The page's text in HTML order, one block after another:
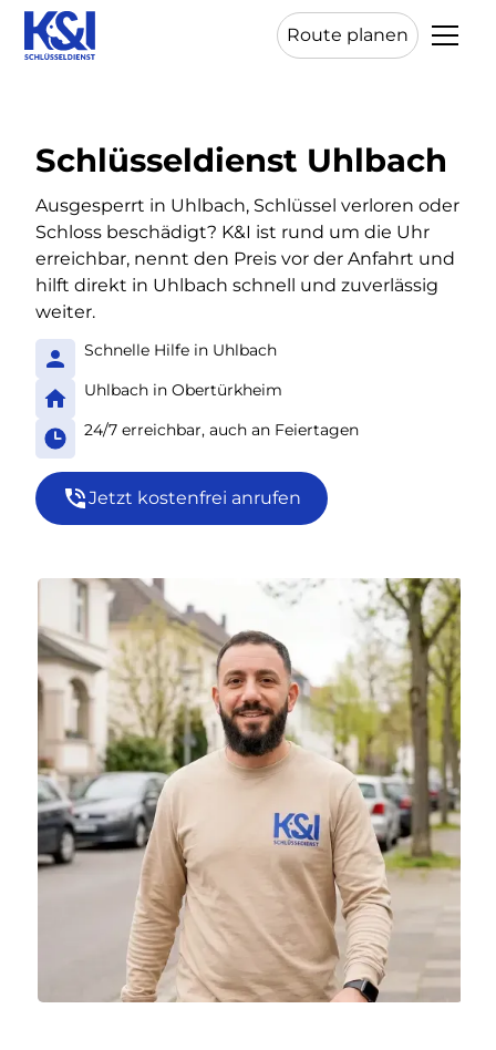
Route planen
Schlüsseldienst Uhlbach
Ausgesperrt in Uhlbach, Schlüssel verloren oder
Schloss beschädigt? K&I ist rund um die Uhr
erreichbar, nennt den Preis vor der Anfahrt und
hilft direkt in Uhlbach schnell und zuverlässig
weiter.
Schnelle Hilfe in Uhlbach
Uhlbach in Obertürkheim
24/7 erreichbar, auch an Feiertagen
Jetzt kostenfrei anrufen